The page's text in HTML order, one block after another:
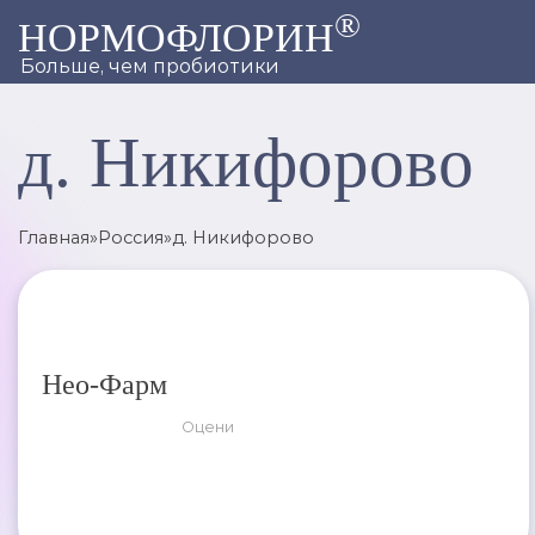
НОРМОФЛОРИН®
Больше, чем пробиотики
д. Никифорово
Главная»Россия»д. Никифорово
Нео-Фарм
Оцени